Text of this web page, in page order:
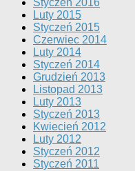
Styczeń 2016
Luty 2015
Styczeń 2015
Czerwiec 2014
Luty 2014
Styczeń 2014
Grudzień 2013
Listopad 2013
Luty 2013
Styczeń 2013
Kwiecień 2012
Luty 2012
Styczeń 2012
Styczeń 2011